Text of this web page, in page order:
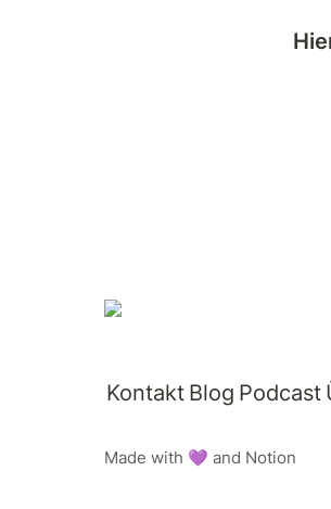
Kontakt Blog Podcast
Made with 💜 and Notion